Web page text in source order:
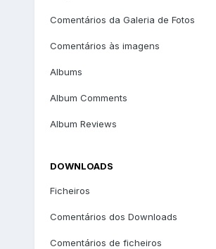
Comentários da Galeria de Fotos
Comentários às imagens
Albums
Album Comments
Album Reviews
DOWNLOADS
Ficheiros
Comentários dos Downloads
Comentários de ficheiros